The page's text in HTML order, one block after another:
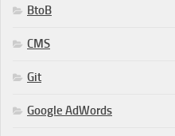
BtoB
CMS
Git
Google AdWords